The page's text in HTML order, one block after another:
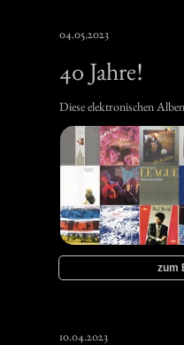
04.05.2023
40 Jahre!
Diese elektronischen
zum
10.04.2023